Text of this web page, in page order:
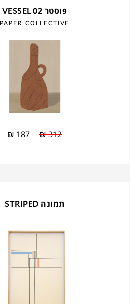
פוסטר VESSEL 02
PAPER COLLECTIVE
₪312
₪ 187
תמונה STRIPED